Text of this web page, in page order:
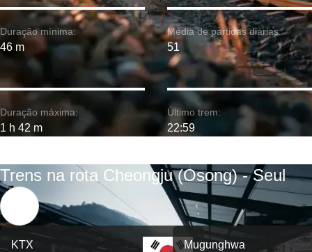
Duração mínima:
46 m
Duração máxima:
1 h 42 m
Média de partidas diárias:
51
Último trem:
22:59
Trens na rota Cheongju (Osong) - Seul
KTX Mugunghwa